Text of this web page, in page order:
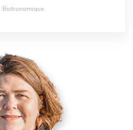
Bistronomique